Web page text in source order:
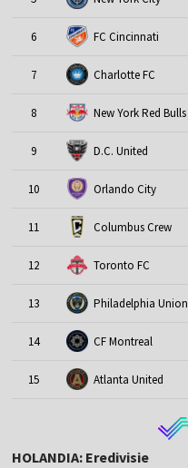
6 FC Cincinnati
7 Charlotte FC
8 New York Red Bulls
9 D.C. United
10 Orlando City
11 Columbus Crew
12 Toronto FC
13 Philadelphia Union
14 CF Montreal
15 Atlanta United
HOLANDIA: Eredivisie